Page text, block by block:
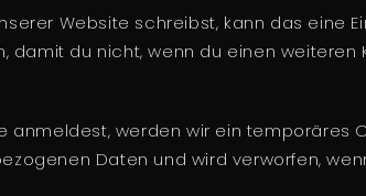
Website schreibst, kann das eine
damit du nicht, wenn du einen
anmeldest, werden wir ein temporäres
Daten und wird verworfen,